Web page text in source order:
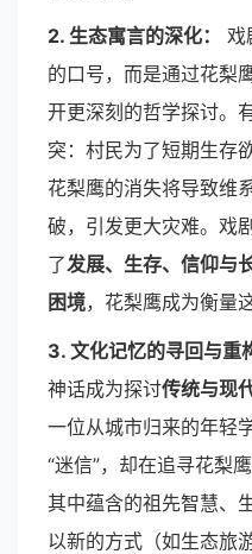
2. 生态寓言的深化：
戏
的口号，而是通过花梨
开更深刻的哲学探讨。
突：村民为了短期生存
花梨鹰的消失将导致维
破，引发更大灾难。戏
了发展、生存、信仰与
困境，花梨鹰成为衡量
3. 文化记忆的寻回与重
神话成为探讨传统与现
一位从城市归来的年轻
“迷信”，却在追寻花梨
其中蕴含的祖先智慧、
以新的方式（如生态旅